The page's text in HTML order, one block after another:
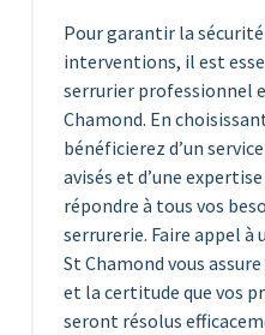
Pour garantir la
interventions, il est
serrurier professionnel
Chamond. En
bénéficierez d’un
avisés et d’une
répondre à tous vos
serrurerie. Faire appel à
St Chamond vous
et la certitude que vos
seront résolus